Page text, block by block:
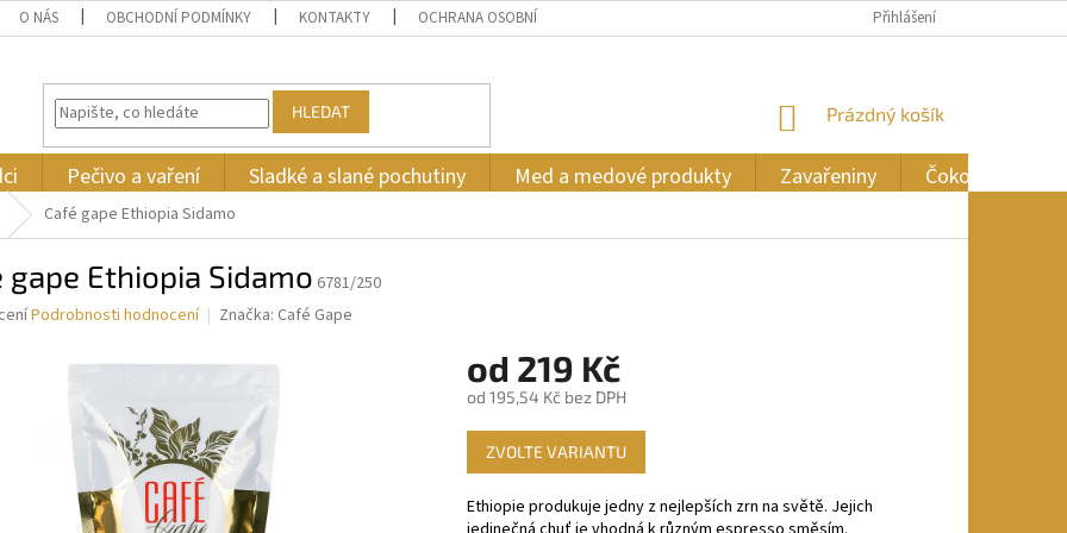
O NÁS OBCHODNÍ PODMÍNKY KONTAKTY OCHRANA OSOBNÍCH ÚDAJŮ Přihlášení
HLEDAT
NÁKUPNÍ
Prázdný košík
Pečivo a vaření Sladké a slané pochutiny Med a medové produkty Zavařeniny Čokoláda
Café gape Ethiopia Sidamo
gape Ethiopia Sidamo 6781/250
Podrobnosti hodnocení Značka: Café Gape
od 219 Kč
od 195,54 Kčbez DPH
Měrná
cena:
ZVOLTE VARIANTU
Ethiopie produkuje jedny z nejlepších zrn na světě. Jejich